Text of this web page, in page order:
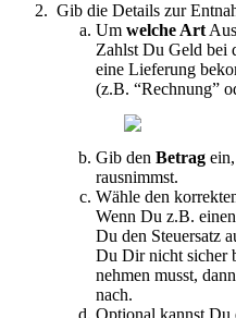
Gib die Details zur
Um welche Art
Zahlst Du Geld bei
eine Lieferung
(z.B. “Rechnung”
Gib den Betrag ein,
rausnimmst.
Wähle den
Wenn Du z.B. einen
Du den Steuersatz
Du Dir nicht sicher
nehmen musst, dann
nach.
Optional kannst Du